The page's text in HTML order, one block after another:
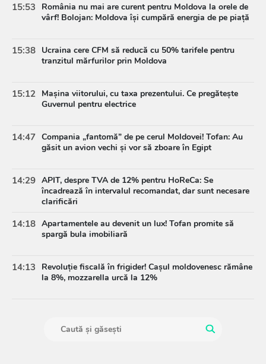
15:53
România nu mai are curent pentru Moldova la orele de
vârf! Bolojan: Moldova își cumpără energia de pe piață
15:38 Ucraina cere CFM să reducă cu 50% tarifele pentru
tranzitul mărfurilor prin Moldova
15:12 Mașina viitorului, cu taxa prezentului. Ce pregătește
Guvernul pentru electrice
14:47 Compania „fantomă” de pe cerul Moldovei! Tofan: Au
găsit un avion vechi și vor să zboare în Egipt
14:29 APIT, despre TVA de 12% pentru HoReCa: Se
încadrează în intervalul recomandat, dar sunt necesare
clarificări
14:18 Apartamentele au devenit un lux! Tofan promite să
spargă bula imobiliară
14:13
Revoluție fiscală în frigider! Cașul moldovenesc rămâne
la 8%, mozzarella urcă la 12%